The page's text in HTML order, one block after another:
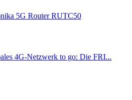
5G Router RUTC50
4G-Netzwerk to go: Die FRI...